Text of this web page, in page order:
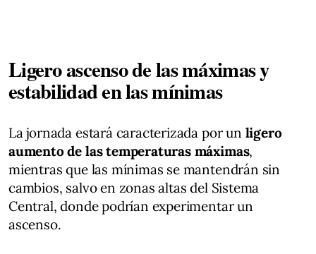
Ligero ascenso de las máximas y
estabilidad en las mínimas
La jornada estará caracterizada por un ligero
aumento de las temperaturas máximas,
mientras que las mínimas se mantendrán sin
cambios, salvo en zonas altas del Sistema
Central, donde podrían experimentar un
ascenso.